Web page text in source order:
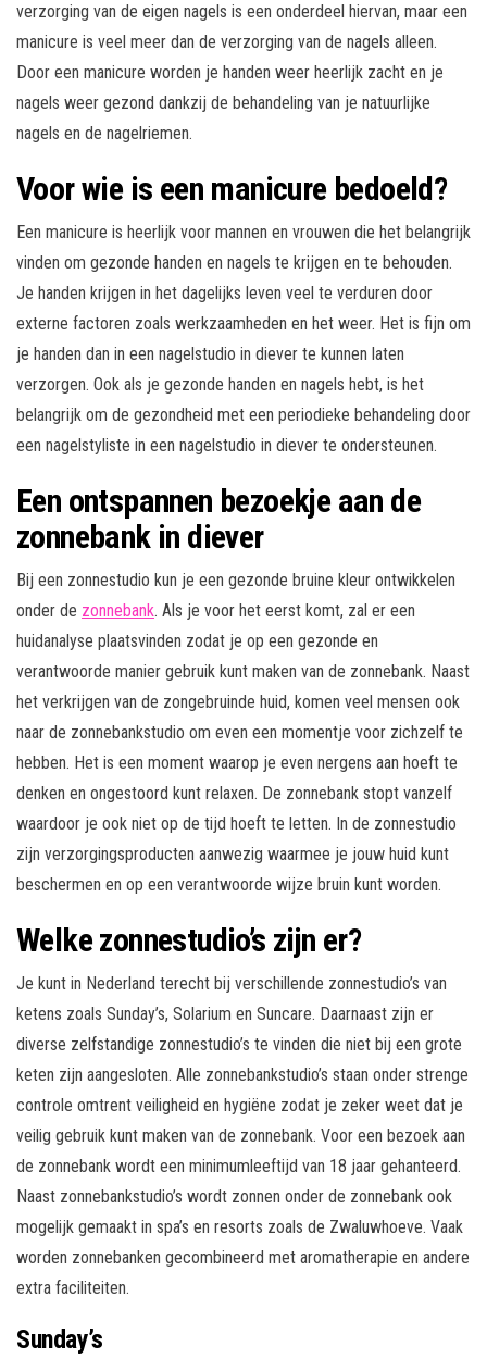
verzorging van de eigen nagels is een onderdeel hiervan, maar een
manicure is veel meer dan de verzorging van de nagels alleen.
Door een manicure worden je handen weer heerlijk zacht en je
nagels weer gezond dankzij de behandeling van je natuurlijke
nagels en de nagelriemen.
Voor wie is een manicure bedoeld?
Een manicure is heerlijk voor mannen en vrouwen die het belangrijk
vinden om gezonde handen en nagels te krijgen en te behouden.
Je handen krijgen in het dagelijks leven veel te verduren door
externe factoren zoals werkzaamheden en het weer. Het is fijn om
je handen dan in een nagelstudio in diever te kunnen laten
verzorgen. Ook als je gezonde handen en nagels hebt, is het
belangrijk om de gezondheid met een periodieke behandeling door
een nagelstyliste in een nagelstudio in diever te ondersteunen.
Een ontspannen bezoekje aan de
zonnebank in diever
Bij een zonnestudio kun je een gezonde bruine kleur ontwikkelen
onder de zonnebank. Als je voor het eerst komt, zal er een
huidanalyse plaatsvinden zodat je op een gezonde en
verantwoorde manier gebruik kunt maken van de zonnebank. Naast
het verkrijgen van de zongebruinde huid, komen veel mensen ook
naar de zonnebankstudio om even een momentje voor zichzelf te
hebben. Het is een moment waarop je even nergens aan hoeft te
denken en ongestoord kunt relaxen. De zonnebank stopt vanzelf
waardoor je ook niet op de tijd hoeft te letten. In de zonnestudio
zijn verzorgingsproducten aanwezig waarmee je jouw huid kunt
beschermen en op een verantwoorde wijze bruin kunt worden.
Welke zonnestudio’s zijn er?
Je kunt in Nederland terecht bij verschillende zonnestudio’s van
ketens zoals Sunday’s, Solarium en Suncare. Daarnaast zijn er
diverse zelfstandige zonnestudio’s te vinden die niet bij een grote
keten zijn aangesloten. Alle zonnebankstudio’s staan onder strenge
controle omtrent veiligheid en hygiëne zodat je zeker weet dat je
veilig gebruik kunt maken van de zonnebank. Voor een bezoek aan
de zonnebank wordt een minimumleeftijd van 18 jaar gehanteerd.
Naast zonnebankstudio’s wordt zonnen onder de zonnebank ook
mogelijk gemaakt in spa’s en resorts zoals de Zwaluwhoeve. Vaak
worden zonnebanken gecombineerd met aromatherapie en andere
extra faciliteiten.
Sunday’s